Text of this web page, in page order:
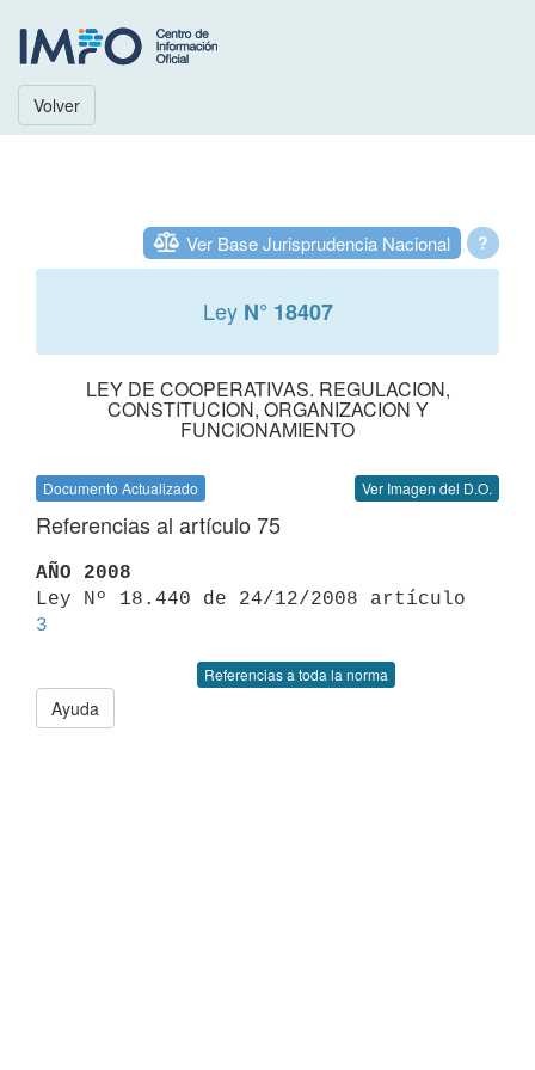
Volver
?
Ver Base Jurisprudencia Nacional
Ley N° 18407
LEY DE COOPERATIVAS. REGULACION,
CONSTITUCION, ORGANIZACION Y
FUNCIONAMIENTO
Documento Actualizado Ver Imagen del D.O.
Referencias al artículo 75
AÑO 2008
3
Referencias a toda la norma
Ayuda